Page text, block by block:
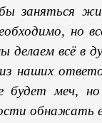
заняться
но
делаем всё в
наших
будет меч,
обнажать